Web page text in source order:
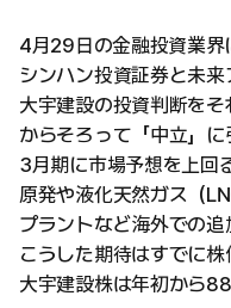
4月29日の金融投資業界
シンハン投資証券と未来
大宇建設の投資判断をそ
からそろって「中立」
3月期に市場予想を上回
原発や液化天然ガス（
プラントなど海外での追
こうした期待はすでに株
大宇建設株は年初から